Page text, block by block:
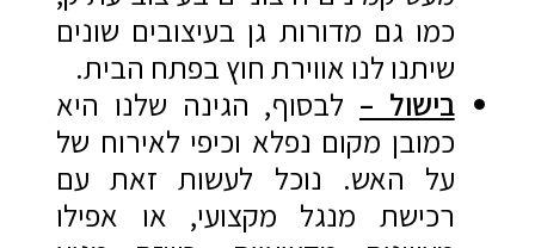
כמו גם מדורות גן בעיצובים שונים
שיתנו לנו אווירת חוץ בפתח הבית.
בישול – לבסוף, הגינה שלנו היא
כמובן מקום נפלא וכיפי לאירוח של
על האש. נוכל לעשות זאת עם
רכישת מנגל מקצועי, או אפילו